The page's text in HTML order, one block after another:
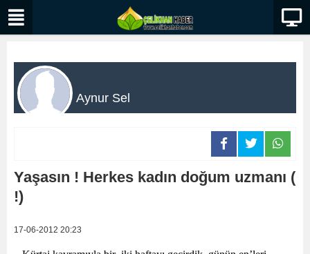
Aynur Sel
Yaşasın ! Herkes kadın doğum uzmanı (
!)
17-06-2012 20:23